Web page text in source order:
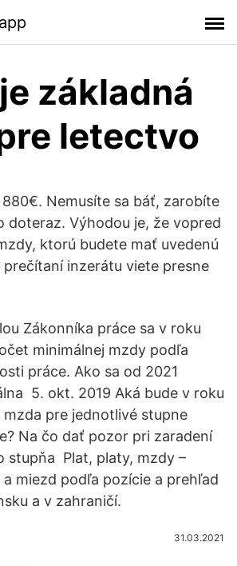
základná
letectvo
Nemusíte sa báť, zarobíte
doteraz. Výhodou je, že vopred
ktorú budete mať uvedenú
prečítaní inzerátu viete presne
Zákonníka práce sa v roku
minimálnej mzdy podľa
práce. Ako sa od 2021
5. okt. 2019 Aká bude v roku
pre jednotlivé stupne
Na čo dať pozor pri zaradení
stupňa Plat, platy, mzdy –
miezd podľa pozície a prehľad
a v zahraničí.
31.03.2021